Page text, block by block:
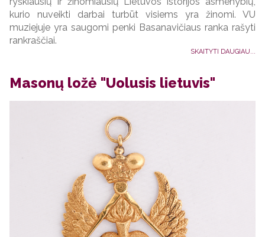
kurio nuveikti darbai turbūt visiems yra žinomi. VU
muziejuje yra saugomi penki Basanavičiaus ranka rašyti
rankraščiai.
SKAITYTI DAUGIAU...
Masonų ložė "Uolusis lietuvis"